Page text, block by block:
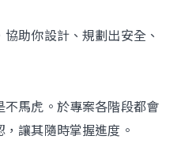
助你設計、規劃出安全、
馬虎。於專案各階段都會
讓其隨時掌握進度。